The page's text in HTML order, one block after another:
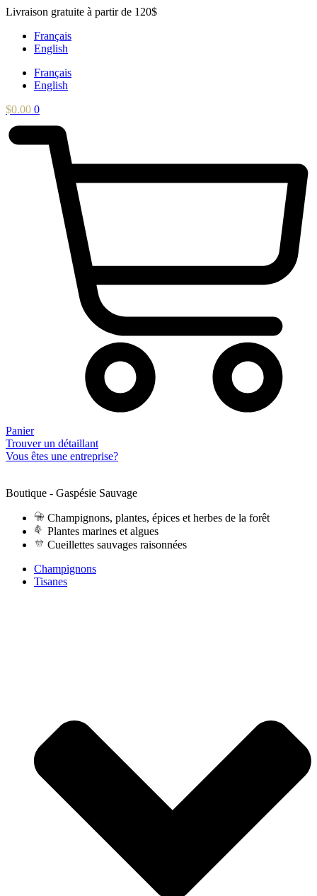
Aller
contenu
Livraison gratuite à partir de 120$
Français
English
Français
English
$0.00 0
Panier
Trouver un détaillant
Vous êtes une entreprise?
Boutique - Gaspésie Sauvage
Champignons, plantes, épices et herbes de la forêt
Plantes marines et algues
Cueillettes sauvages raisonnées
Champignons
Tisanes